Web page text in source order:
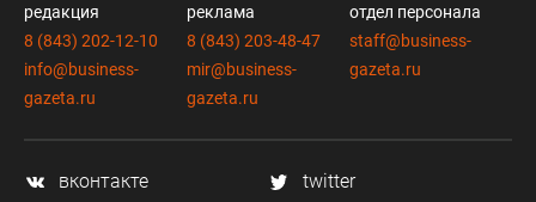
редакция
8 (843) 202-12-10
info@business-
gazeta.ru
реклама
8 (843) 203-48-47
mir@business-
gazeta.ru
отдел персонала
staff@business-
gazeta.ru
вконтакте
twitter